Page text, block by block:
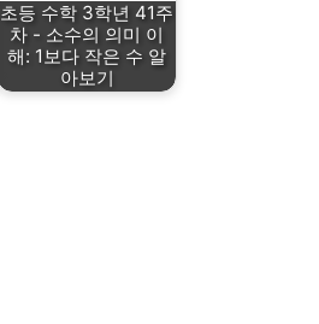
초등 수학 3학년 41주
차 - 소수의 의미 이
해: 1보다 작은 수 알
아보기